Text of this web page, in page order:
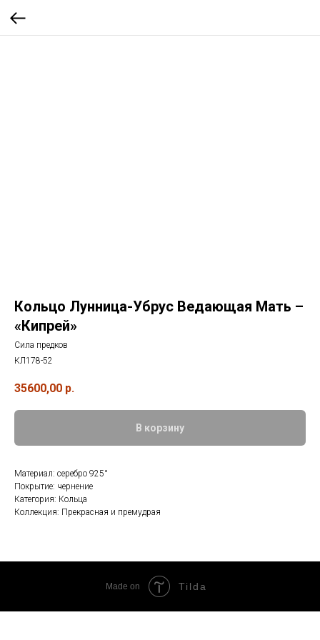
Кольцо Лунница-Убрус Ведающая Мать –
«Кипрей»
Сила предков
КЛ178-52
35600,00 р.
В корзину
Материал: серебро 925°
Покрытие: чернение
Категория: Кольца
Коллекция: Прекрасная и премудрая
Made on Tilda